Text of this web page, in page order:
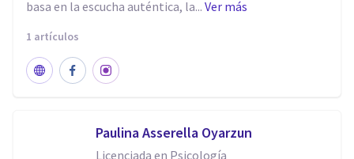
basa en la escucha auténtica, la... Ver más
1 artículos
Paulina Asserella Oyarzun
Licenciada en Psicología